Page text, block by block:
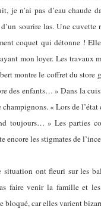
je n’ai pas d’eau chaude
sourire las. Une
coquet qui détonne !
mon loyer. Les travaux
montre le coffret du store
des enfants… » Dans la
« Lors de
toujours… » Les parties
encore les stigmates de
situation ont fleuri sur les
faire venir la famille et
bloqué, car elles varient